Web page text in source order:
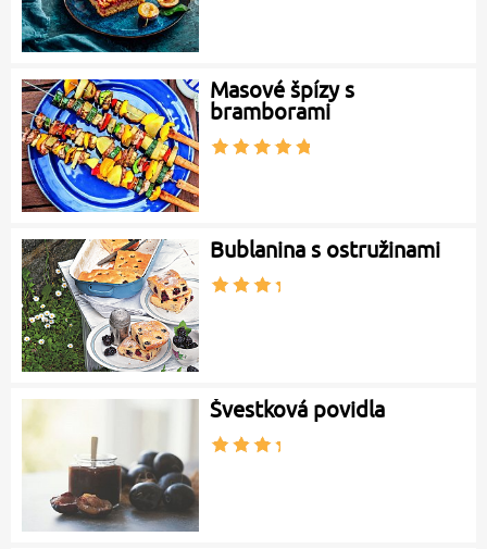
Masové špízy s
bramborami
Bublanina s ostružinami
Švestková povidla